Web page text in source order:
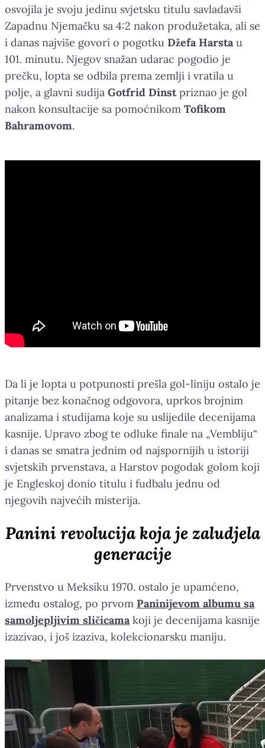
osvojila je svoju jedinu svjetsku titulu savladavši
Zapadnu Njemačku sa 4:2 nakon produžetaka, ali se
i danas najviše govori o pogotku Džefa Harstau
101. minutu. Njegov snažan udarac pogodio je
prečku, lopta se odbila prema zemlji i vratila u
polje, a glavni sudija Gotfrid Dinstpriznao je gol
nakon konsultacije sa pomoćnikom Tofikom
Bahramovom.
Da li je lopta u potpunosti prešla gol-liniju ostalo je
pitanje bez konačnog odgovora, uprkos brojnim
analizama i studijama koje su uslijedile decenijama
kasnije. Upravo zbog te odluke finale na „Vembliju“
i danas se smatra jednim od najspornijih u istoriji
svjetskih prvenstava, a Harstov pogodak golom koji
je Engleskoj donio titulu i fudbalu jednu od
njegovih najvećih misterija.
Panini revolucija koja je zaludjela
generacije
Prvenstvo u Meksiku 1970. ostalo je upamćeno,
između ostalog, po prvom Paninijevom albumu sa
samoljepljivim sličicamakoji je decenijama kasnije
izazivao, i još izaziva, kolekcionarsku maniju.